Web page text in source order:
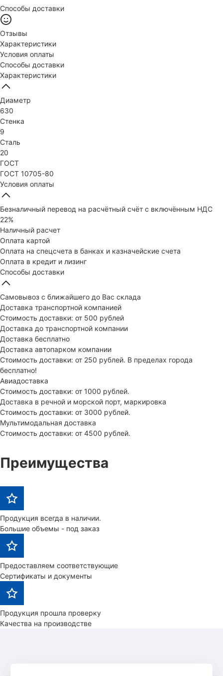
Способы доставки
Отзывы
Характеристики
Условия оплаты
Способы доставки
Характеристики
Диаметр
630
Стенка
9
Сталь
20
ГОСТ
ГОСТ 10705-80
Условия оплаты
Безналичный перевод на расчётный счёт с включённым НДС
22%
Наличный расчет
Оплата картой
Оплата на спецсчета в банках и казначейские счета
Оплата в кредит и лизинг
Способы доставки
Самовывоз с ближайшего до Вас склада
Доставка транспортной компанией
Стоимость доставки: от 500 рублей
Доставка до транспортной компании
Доставка бесплатно
Доставка автопарком компании
Стоимость доставки: от 250 рублей. В пределах города
бесплатно!
Авиадоставка
Стоимость доставки: от 1000 рублей.
Доставка в речной и морской порт, маркировка
Стоимость доставки: от 3000 рублей.
Мультимодальная доставка
Стоимость доставки: от 4500 рублей.
Преимущества
Продукция всегда в наличии.
Большие объемы - под заказ
Предоставляем соответствующие
Сертификаты и документы
Продукция прошла проверку
Качества на производстве